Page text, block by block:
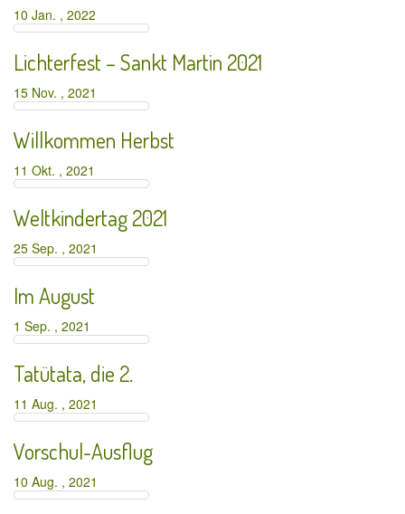
10 Jan. , 2022
Lichterfest – Sankt Martin 2021
15 Nov. , 2021
Willkommen Herbst
11 Okt. , 2021
Weltkindertag 2021
25 Sep. , 2021
Im August
1 Sep. , 2021
Tatütata, die 2.
11 Aug. , 2021
Vorschul-Ausflug
10 Aug. , 2021